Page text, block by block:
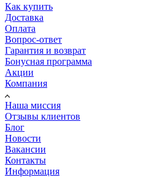
Как купить
Доставка
Оплата
Вопрос-ответ
Гарантия и возврат
Бонусная программа
Акции
Компания
Наша миссия
Отзывы клиентов
Блог
Новости
Вакансии
Контакты
Информация